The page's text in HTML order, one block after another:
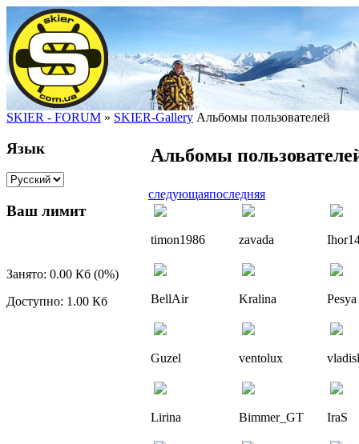
SKIER - FORUM » SKIER-Gallery Альбомы пользователей
Язык
Ваш лимит
Занято: 0.00 Кб (0%)
Доступно: 1.00 Кб
Альбомы
следующаяпоследняя
timon1986 zavada
BellAir Kralina Pesya
Guzel ventolux
Lirina Bimmer_GT IraS